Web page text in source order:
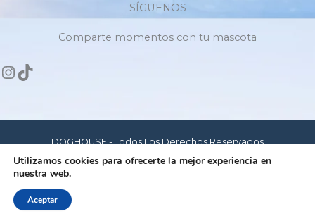
SÍGUENOS
Comparte momentos con tu mascota
DOGHOUSE - Todos Los Derechos Reservados
Hecho con amor para mascotas felices
Utilizamos cookies para ofrecerte la mejor experiencia en
nuestra web.
Aceptar